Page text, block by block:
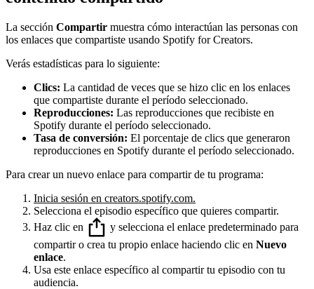
La sección Compartir muestra cómo interactúan las personas con
los enlaces que compartiste usando Spotify for Creators.
Verás estadísticas para lo siguiente:
Clics: La cantidad de veces que se hizo clic en los enlaces
que compartiste durante el período seleccionado.
Reproducciones: Las reproducciones que recibiste en
Spotify durante el período seleccionado.
Tasa de conversión: El porcentaje de clics que generaron
reproducciones en Spotify durante el período seleccionado.
Para crear un nuevo enlace para compartir de tu programa:
Inicia sesión en creators.spotify.com.
Selecciona el episodio específico que quieres compartir.
Haz clic en
y selecciona el enlace predeterminado para
compartir o crea tu propio enlace haciendo clic en Nuevo
enlace.
Usa este enlace específico al compartir tu episodio con tu
audiencia.